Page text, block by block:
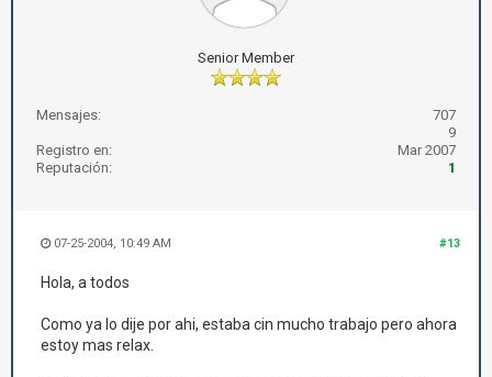
Senior Member
Mensajes:
707
9
Registro en:
Mar 2007
Reputación:
1
#13
07-25-2004, 10:49 AM
Hola, a todos
Como ya lo dije por ahi, estaba cin mucho trabajo pero ahora
estoy mas relax.